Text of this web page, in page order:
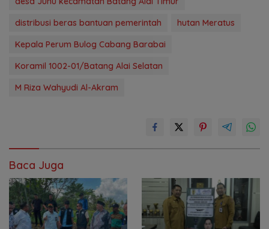
distribusi beras bantuan pemerintah
hutan Meratus
Kepala Perum Bulog Cabang Barabai
Koramil 1002-01/Batang Alai Selatan
M Riza Wahyudi Al-Akram
Baca Juga